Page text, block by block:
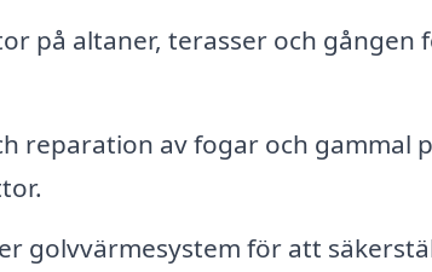
på altaner, terasser och gången
reparation av fogar och gammal
golvvärmesystem för att